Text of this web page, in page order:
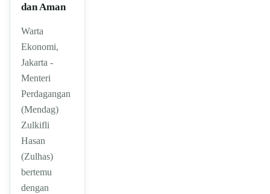
dan Aman
Warta
Ekonomi,
Jakarta -
Menteri
Perdagangan
(Mendag)
Zulkifli
Hasan
(Zulhas)
bertemu
dengan